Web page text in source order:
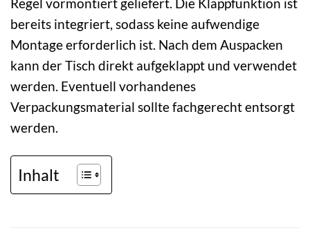
bereits integriert, sodass keine aufwendige
Montage erforderlich ist. Nach dem Auspacken
kann der Tisch direkt aufgeklappt und verwendet
werden. Eventuell vorhandenes
Verpackungsmaterial sollte fachgerecht entsorgt
werden.
Inhalt